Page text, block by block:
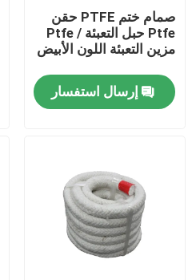
منتجات
معلومات عنا
صمام ختم PTFE حقن
Ptfe حبل التعبئة / Ptfe
مزين التعبئة اللون الأبيض
إرسال استفسار